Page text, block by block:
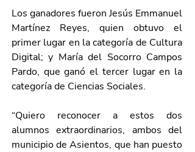
Los ganadores fueron Jesús Emmanuel
Martínez Reyes, quien obtuvo el
primer lugar en la categoría de Cultura
Digital; y María del Socorro Campos
Pardo, que ganó el tercer lugar en la
categoría de Ciencias Sociales.
“Quiero reconocer a estos dos
alumnos extraordinarios, ambos del
municipio de Asientos, que han puesto